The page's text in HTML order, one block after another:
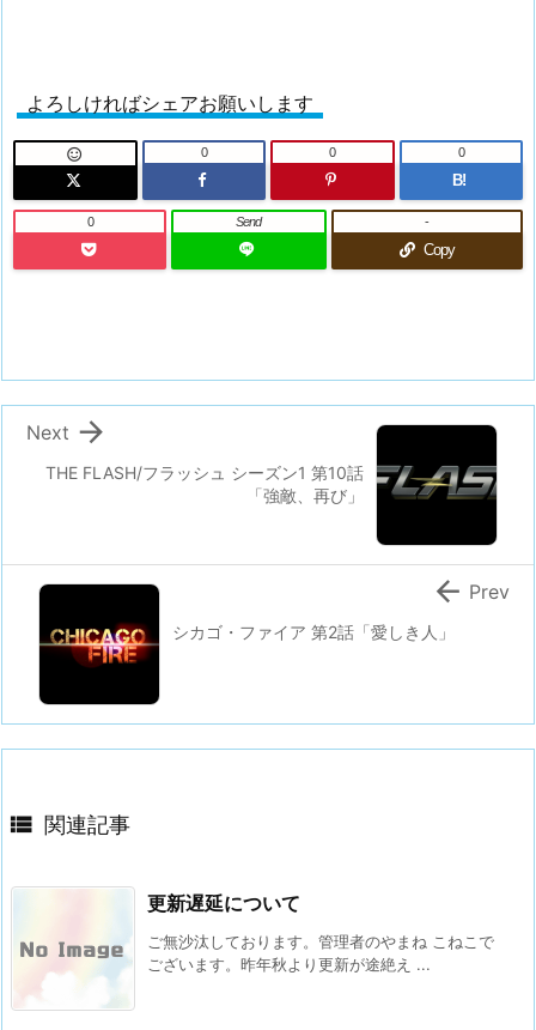
よろしければシェアお願いします
 0 0
B!
0
0 Send
Copy
-
THE FLASH/フラッシュ シーズン1 第10話
「強敵、再び」

Next
シカゴ・ファイア 第2話「愛しき人」
 Prev
 関連記事
更新遅延について
ご無沙汰しております。管理者のやまね こねこで
ございます。昨年秋より更新が途絶え ...